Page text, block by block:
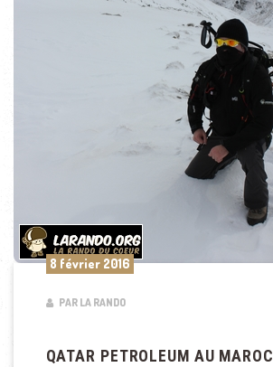
8 février 2016
PAR LA RANDO
QATAR PETROLEUM AU MAROC